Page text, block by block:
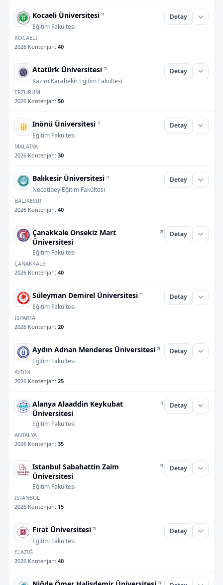
Kocaeli Üniversitesi
Eğitim Fakültesi
Detay
KOCAELİ
2026 Kontenjan: 40
Atatürk Üniversitesi
Kazım Karabekir Eğitim Fakültesi
Detay
ERZURUM
2026 Kontenjan: 50
Inönü Üniversitesi
Eğitim Fakültesi
Detay
MALATYA
2026 Kontenjan: 30
Balıkesir Üniversitesi
Necatibey Eğitim Fakültesi
Detay
BALIKESİR
2026 Kontenjan: 40
Çanakkale Onsekiz Mart
Üniversitesi
Eğitim Fakültesi
Detay
ÇANAKKALE
2026 Kontenjan: 40
Süleyman Demirel Üniversitesi
Eğitim Fakültesi
Detay
ISPARTA
2026 Kontenjan: 20
Aydın Adnan Menderes Üniversitesi
Eğitim Fakültesi
Detay
AYDIN
2026 Kontenjan: 25
Alanya Alaaddin Keykubat
Üniversitesi
Eğitim Fakültesi
Detay
ANTALYA
2026 Kontenjan: 35
Istanbul Sabahattin Zaim
Üniversitesi
Eğitim Fakültesi
Detay
İSTANBUL
2026 Kontenjan: 15
Fırat Üniversitesi
Eğitim Fakültesi
Detay
ELAZIĞ
2026 Kontenjan: 40